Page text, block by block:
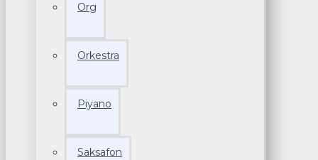
Org
Orkestra
Piyano
Saksafon